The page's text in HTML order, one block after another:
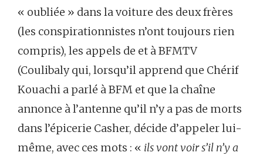
« oubliée » dans la voiture des deux frères
(les conspirationnistes n’ont toujours rien
compris), les appels de et à BFMTV
(Coulibaly qui, lorsqu’il apprend que Chérif
Kouachi a parlé à BFM et que la chaîne
annonce à l’antenne qu’il n’y a pas de morts
dans l’épicerie Casher, décide d’appeler lui-
même, avec ces mots : « ils vont voir s’il n’y a